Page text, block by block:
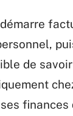
de
finances